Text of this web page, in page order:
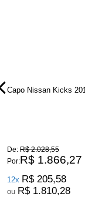
Capo Nissan Kicks
De: R$ 2.028,55
Por:R$ 1.866,27
12x R$ 205,58
ou R$ 1.810,28